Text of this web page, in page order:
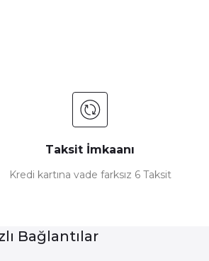
Taksit İmkaanı
Kredi kartına vade farksız 6 Taksit
Bağlantılar